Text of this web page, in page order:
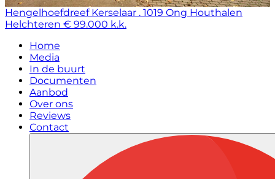
Hengelhoefdreef Kerselaar . 1019 Ong Houthalen
Helchteren € 99.000 k.k.
Home
Media
In de buurt
Documenten
Aanbod
Over ons
Reviews
Contact